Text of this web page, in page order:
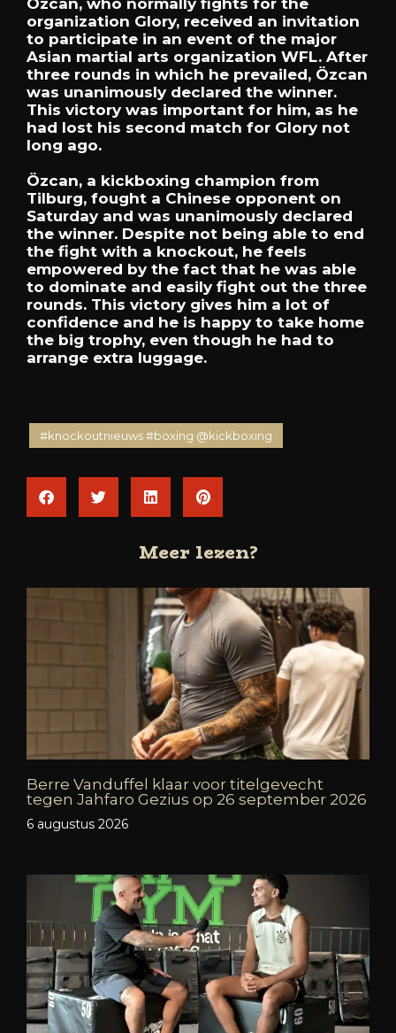
organization Glory, received an invitation
to participate in an event of the major
Asian martial arts organization WFL. After
three rounds in which he prevailed, Özcan
was unanimously declared the winner.
This victory was important for him, as he
had lost his second match for Glory not
long ago.
Özcan, a kickboxing champion from
Tilburg, fought a Chinese opponent on
Saturday and was unanimously declared
the winner. Despite not being able to end
the fight with a knockout, he feels
empowered by the fact that he was able
to dominate and easily fight out the three
rounds. This victory gives him a lot of
confidence and he is happy to take home
the big trophy, even though he had to
arrange extra luggage.
#knockoutnieuws #boxing @kickboxing
Meer lezen?
Berre Vanduffel klaar voor titelgevecht
tegen Jahfaro Gezius op 26 september 2026
6 augustus 2026